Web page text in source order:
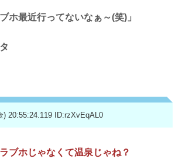
ホ最近行ってないなぁ～(笑)」
) 20:55:24.119 ID:rzXvEqAL0
ブホじゃなくて温泉じゃね？